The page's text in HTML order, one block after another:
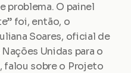
problema. O painel
foi, então, o
Soares, oficial de
Unidas para o
falou sobre o Projeto